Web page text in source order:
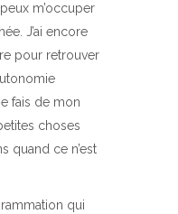
m’occuper
J’ai encore
pour retrouver
fais de mon
choses
quand ce n’est
qui